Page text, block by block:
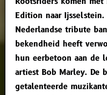
Edition naar
Nederlandse tribute
bekendheid heeft
hun eerbetoon aan de
artiest Bob Marley. De
getalenteerde